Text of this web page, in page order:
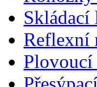
Skládací
Reflexní